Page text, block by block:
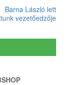
Barna László lett
vezetőedzője